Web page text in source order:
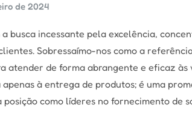
de 2024
busca incessante pela excelência,
Sobressaímo-nos como a
atender de forma abrangente e eficaz às
à entrega de produtos; é uma
como líderes no fornecimento de